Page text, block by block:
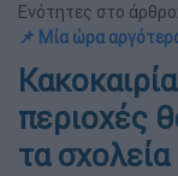
Ενότητες στο άρθρο:
📌 Μία ώρα
περιοχές
τα σχολεία